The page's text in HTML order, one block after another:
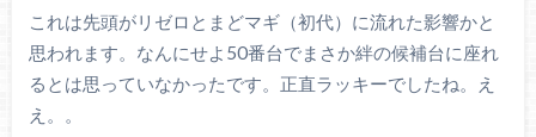
これは先頭がリゼロとまどマギ（初代）に流れた影響かと
思われます。なんにせよ50番台でまさか絆の候補台に座れ
るとは思っていなかったです。正直ラッキーでしたね。え
え。。